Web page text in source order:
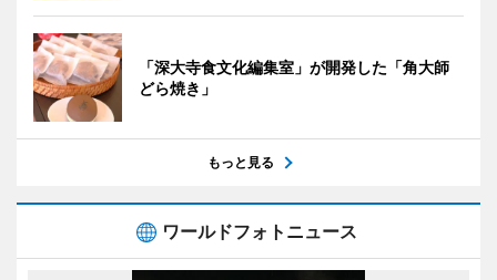
「深大寺食文化編集室」が開発した「角大師
どら焼き」
もっと見る
ワールドフォトニュース